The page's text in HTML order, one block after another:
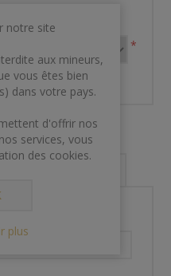
*
notre site
aux mineurs,
vous êtes bien
dans votre pays.
d'offrir nos
services, vous
des cookies.
plus